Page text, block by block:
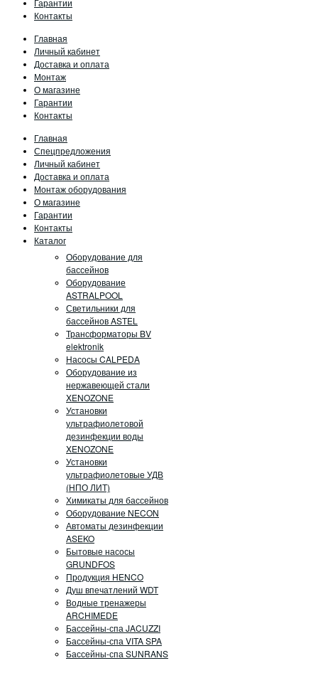
Гарантии
Контакты
Главная
Личный кабинет
Доставка и оплата
Монтаж
О магазине
Гарантии
Контакты
Главная
Спецпредложения
Личный кабинет
Доставка и оплата
Монтаж оборудования
О магазине
Гарантии
Контакты
Каталог
Оборудование для
бассейнов
Оборудование
ASTRALPOOL
Светильники для
бассейнов ASTEL
Трансформаторы BV
elektronik
Насосы CALPEDA
Оборудование из
нержавеющей стали
XENOZONE
Установки
ультрафиолетовой
дезинфекции воды
XENOZONE
Установки
ультрафиолетовые УДВ
(НПО ЛИТ)
Химикаты для бассейнов
Оборудование NECON
Автоматы дезинфекции
ASEKO
Бытовые насосы
GRUNDFOS
Продукция HENCO
Душ впечатлений WDT
Водные тренажеры
ARCHIMEDE
Бассейны-спа JACUZZI
Бассейны-спа VITA SPA
Бассейны-спа SUNRANS